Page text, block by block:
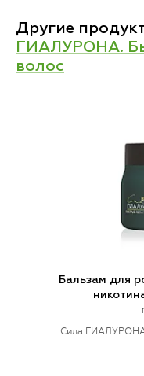
Другие
ГИАЛУРОНА.
волос
Бальзам для
Сила ГИАЛУРОНА.